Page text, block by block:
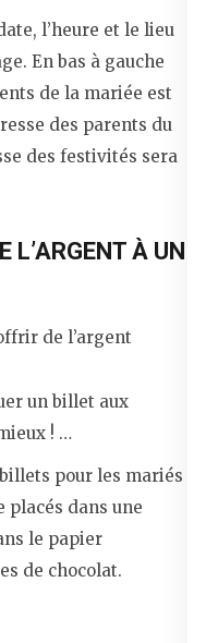
l’heure et le lieu
En bas à gauche
de la mariée est
des parents du
des festivités sera
L’ARGENT À UN
de l’argent
un billet aux
! …
pour les mariés
placés dans une
le papier
de chocolat.